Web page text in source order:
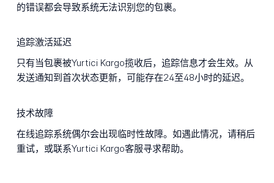
的错误都会导致系统无法识别您的包裹。
追踪激活延迟
只有当包裹被Yurtici Kargo揽收后，追踪信息才会生效。从
发送通知到首次状态更新，可能存在24至48小时的延迟。
技术故障
在线追踪系统偶尔会出现临时性故障。如遇此情况，请稍后
重试，或联系Yurtici Kargo客服寻求帮助。